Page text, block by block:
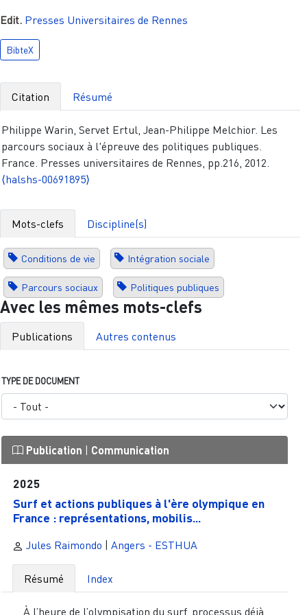
Edit. Presses Universitaires de Rennes
BibteX
Citation Résumé
Philippe Warin, Servet Ertul, Jean-Philippe Melchior. Les
parcours sociaux à l'épreuve des politiques publiques.
France. Presses universitaires de Rennes, pp.216, 2012.
⟨halshs-00691895⟩
Mots-clefs Discipline(s)
Conditions de vie Intégration sociale
Parcours sociaux Politiques publiques
Avec les mêmes mots-clefs
Publications Autres contenus
TYPE DE DOCUMENT
Publication | Communication
2025
Surf et actions publiques à l'ère olympique en
France : représentations, mobilis...
Jules Raimondo Angers - ESTHUA
Résumé Index
À l’heure de l’olympisation du surf, processus déjà